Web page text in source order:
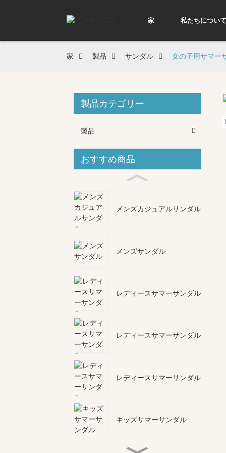
家 私たちについて
家 製品 サンダル 女の子用サマー
製品カテゴリー
製品
おすすめ商品
メンズカジュアルサンダル
メンズサンダル
レディースサマーサンダル
レディースサマーサンダル
レディースサマーサンダル
キッズサマーサンダル
Loading...
Loading...